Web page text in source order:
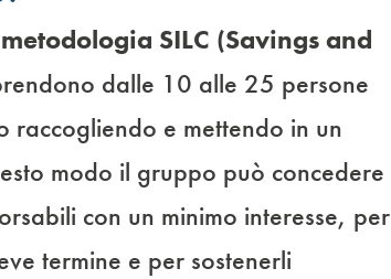
metodologia SILC (Savings and
dalle 10 alle 25 persone
raccogliendo e mettendo in un
modo il gruppo può concedere
con un minimo interesse, per
termine e per sostenerli